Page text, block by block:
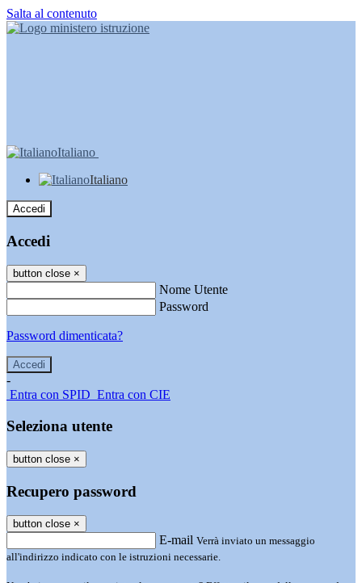
Salta al contenuto
Italiano
Italiano
Accedi
Accedi
button close ×
Nome Utente
Password
Password dimenticata?
-
Entra con SPID Entra con CIE
Seleziona utente
button close ×
Recupero password
button close ×
E-mail Verrà inviato un messaggio
all'indirizzo indicato con le istruzioni necessarie.